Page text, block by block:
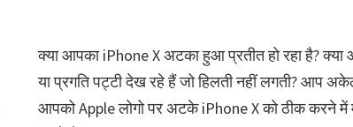
क्या आपका iPhone X अटका हुआ प्रतीत हो रहा है? क्या
या प्रगति पट्टी देख रहे हैं जो हिलती नहीं लगती? आप अकेले
आपको Apple लोगो पर अटके iPhone X को ठीक करने में